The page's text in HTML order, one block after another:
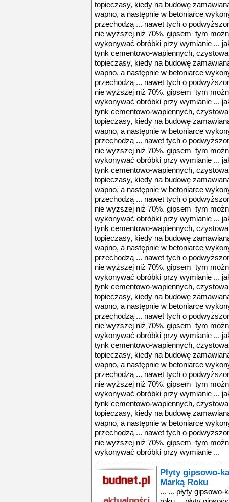
topieczasy, kiedy na budowę
wapno, a następnie w betoniarce
przechodzą ... nawet tych o
nie wyższej niż 70%. gipsem tym
wykonywać obróbki przy wymianie ...
tynk cementowo-wapiennych,
topieczasy, kiedy na budowę
wapno, a następnie w betoniarce
przechodzą ... nawet tych o
nie wyższej niż 70%. gipsem tym
wykonywać obróbki przy wymianie ...
tynk cementowo-wapiennych,
topieczasy, kiedy na budowę
wapno, a następnie w betoniarce
przechodzą ... nawet tych o
nie wyższej niż 70%. gipsem tym
wykonywać obróbki przy wymianie ...
tynk cementowo-wapiennych,
topieczasy, kiedy na budowę
wapno, a następnie w betoniarce
przechodzą ... nawet tych o
nie wyższej niż 70%. gipsem tym
wykonywać obróbki przy wymianie ...
tynk cementowo-wapiennych,
topieczasy, kiedy na budowę
wapno, a następnie w betoniarce
przechodzą ... nawet tych o
nie wyższej niż 70%. gipsem tym
wykonywać obróbki przy wymianie ...
tynk cementowo-wapiennych,
topieczasy, kiedy na budowę
wapno, a następnie w betoniarce
przechodzą ... nawet tych o
nie wyższej niż 70%. gipsem tym
wykonywać obróbki przy wymianie ...
tynk cementowo-wapiennych,
topieczasy, kiedy na budowę
wapno, a następnie w betoniarce
przechodzą ... nawet tych o
nie wyższej niż 70%. gipsem tym
wykonywać obróbki przy wymianie ...
tynk cementowo-wapiennych,
topieczasy, kiedy na budowę
wapno, a następnie w betoniarce
przechodzą ... nawet tych o
nie wyższej niż 70%. gipsem tym
wykonywać obróbki przy wymianie ...
Płyty gipsowo-
Marką Roku
... ... płyty gipsowo-